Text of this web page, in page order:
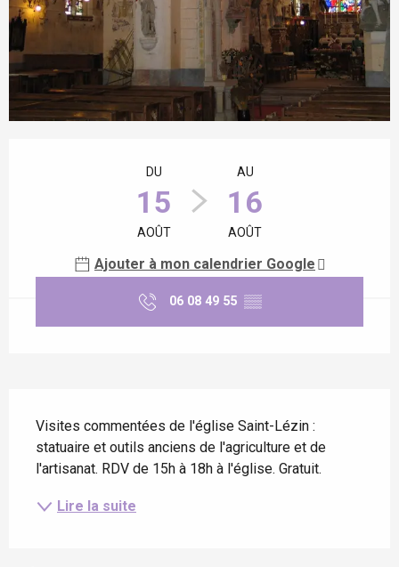
DU
15
AOÛT
AU
16
AOÛT
Ajouter à mon calendrier Google
06 08 49 55 ▒▒
Visites commentées de l'église Saint-Lézin :
statuaire et outils anciens de l'agriculture et de
l'artisanat. RDV de 15h à 18h à l'église. Gratuit.
Lire la suite